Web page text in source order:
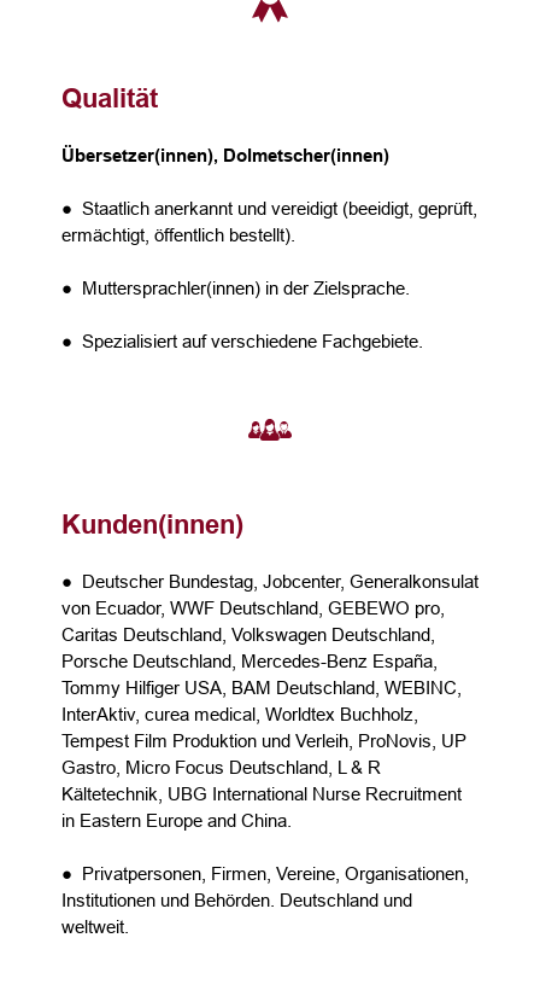
Qualität
Übersetzer(innen), Dolmetscher(innen)
● Staatlich anerkannt und vereidigt (beeidigt, geprüft,
ermächtigt, öffentlich bestellt).
● Muttersprachler(innen) in der Zielsprache.
● Spezialisiert auf verschiedene Fachgebiete.
Kunden(innen)
● Deutscher Bundestag, Jobcenter, Generalkonsulat
von Ecuador, WWF Deutschland, GEBEWO pro,
Caritas Deutschland, Volkswagen Deutschland,
Porsche Deutschland, Mercedes-Benz España,
Tommy Hilfiger USA, BAM Deutschland, WEBINC,
InterAktiv, curea medical, Worldtex Buchholz,
Tempest Film Produktion und Verleih, ProNovis, UP
Gastro, Micro Focus Deutschland, L & R
Kältetechnik, UBG International Nurse Recruitment
in Eastern Europe and China.
● Privatpersonen, Firmen, Vereine, Organisationen,
Institutionen und Behörden. Deutschland und
weltweit.